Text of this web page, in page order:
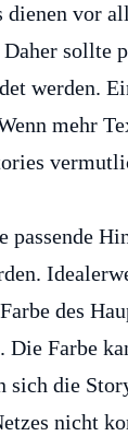
dienen vor
sollte
werden.
mehr
passende
des
Die Farbe
sich die
nicht